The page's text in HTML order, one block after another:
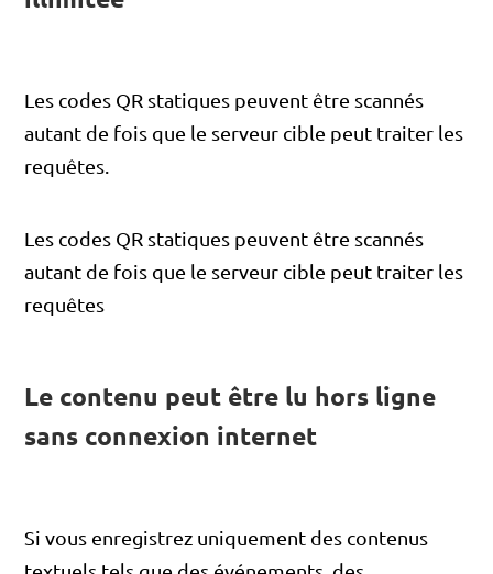
Les codes QR statiques peuvent être scannés
autant de fois que le serveur cible peut traiter les
requêtes.
Les codes QR statiques peuvent être scannés
autant de fois que le serveur cible peut traiter les
requêtes
Le contenu peut être lu hors ligne
sans connexion internet
Si vous enregistrez uniquement des contenus